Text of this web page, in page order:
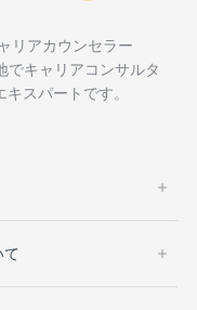
リアカウンセラー
でキャリアコンサルタ
スパートです。
て